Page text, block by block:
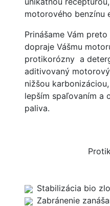
motorového benzínu
Prinášame Vám
dopraje Vášmu
protikorózny a
aditivovaný
nižšou
lepším spaľovaním a
paliva.
Stabilizácia bio
Zabránenie